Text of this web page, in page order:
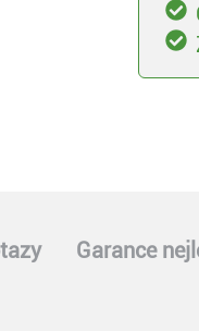
Garance